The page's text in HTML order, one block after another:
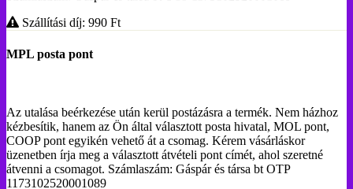
Szállítási díj: 990 Ft
MPL posta pont
Az utalása beérkezése után kerül postázásra a termék. Nem házhoz
kézbesítik, hanem az Ön által választott posta hivatal, MOL pont,
COOP pont egyikén vehető át a csomag. Kérem vásárláskor
üzenetben írja meg a választott átvételi pont címét, ahol szeretné
átvenni a csomagot. Számlaszám: Gáspár és társa bt OTP
1173102520001089